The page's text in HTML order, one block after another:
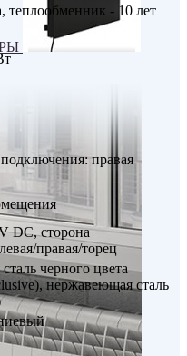
теплообменник - 10 лет
правая
DC, сторона
правая/торец
черного цвета
нержавеющая сталь